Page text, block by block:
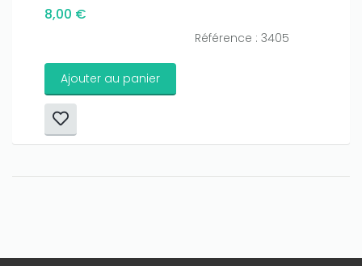
8,00 €
Référence : 3405
Ajouter au panier